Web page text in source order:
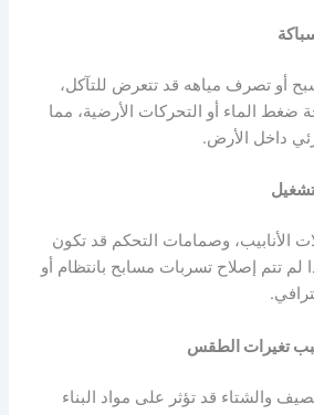
أو تصرف مياهه قد تتعرض للتآكل،
ضغط الماء أو التحركات الأرضية، مما
داخل الأرض.
الأنابيب، وصمامات التحكم قد تكون
لم تتم إصلاح تسربات مسابح بانتظام أو
والشتاء قد تؤثر على مواد البناء